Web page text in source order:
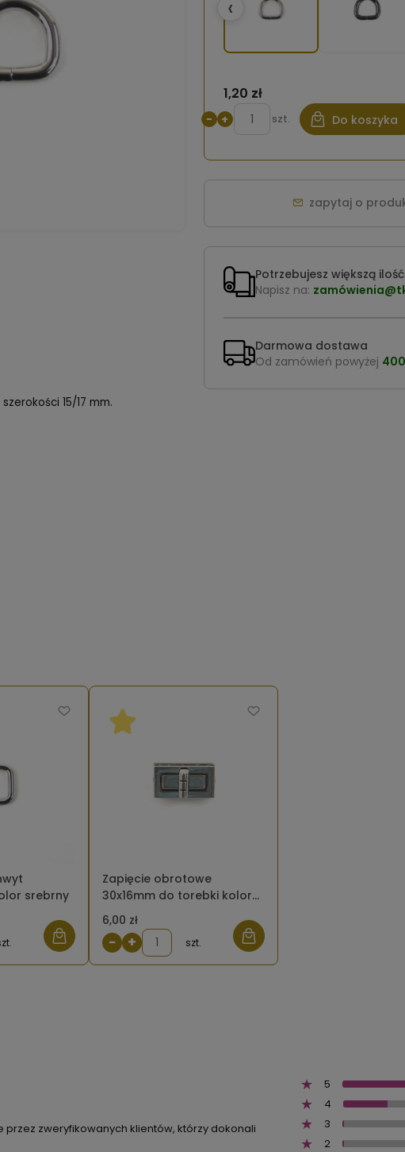
15/17 mm.
‹
1,20 zł
− + szt. Do koszyka
zapytaj o
Potrzebujesz większą
Napisz na:
Darmowa dostawa
Od zamówień powyżej
srebrny
Zapięcie obrotowe
30x16mm do torebki kolor
srebrny
6,00 zł
− + szt.
przez zweryfikowanych klientów, którzy dokonali
5
4
3
2